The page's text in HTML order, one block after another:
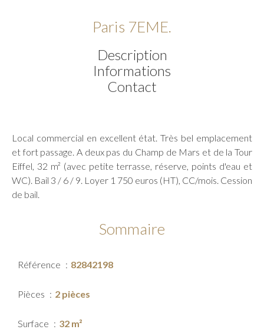
Paris 7EME.
Description
Informations
Contact
Local commercial en excellent état. Très bel emplacement
et fort passage. A deux pas du Champ de Mars et de la Tour
Eiffel, 32 m² (avec petite terrasse, réserve, points d'eau et
WC). Bail 3 / 6 / 9. Loyer 1 750 euros (HT), CC/mois. Cession
de bail.
Sommaire
Référence 82842198
Pièces 2 pièces
Surface 32 m²